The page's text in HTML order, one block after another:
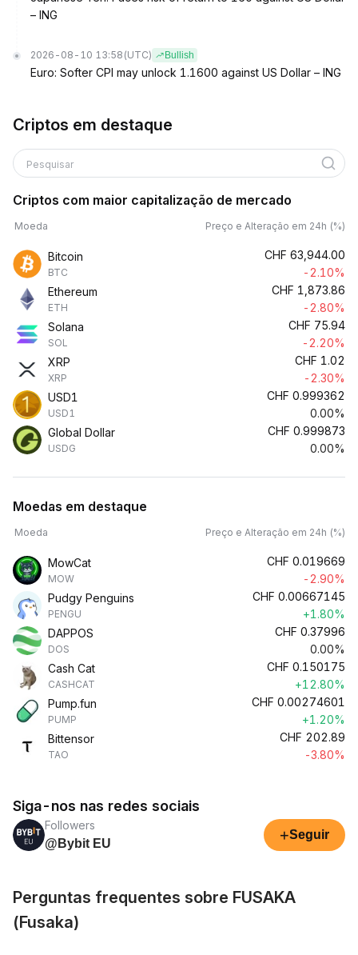
– ING
2026-08-10 13:58 (UTC) Bullish
Euro: Softer CPI may unlock 1.1600 against US Dollar – ING
Criptos em destaque
Pesquisar
Criptos com maior capitalização de mercado
Moeda Preço e Alteração em 24h (%)
Bitcoin
BTC
CHF 63,944.00
-2.10%
Ethereum
ETH
CHF 1,873.86
-2.80%
Solana
SOL
CHF 75.94
-2.20%
XRP
XRP
CHF 1.02
-2.30%
USD1
USD1
CHF 0.999362
0.00%
Global Dollar
USDG
CHF 0.999873
0.00%
Moedas em destaque
Moeda Preço e Alteração em 24h (%)
MowCat
MOW
CHF 0.019669
-2.90%
Pudgy Penguins
PENGU
CHF 0.00667145
+1.80%
DAPPOS
DOS
CHF 0.37996
0.00%
Cash Cat
CASHCAT
CHF 0.150175
+12.80%
Pump.fun
PUMP
CHF 0.00274601
+1.20%
Bittensor
TAO
CHF 202.89
-3.80%
Siga-nos nas redes sociais
Followers
@Bybit EU
+Seguir
Perguntas frequentes sobre FUSAKA
(Fusaka)